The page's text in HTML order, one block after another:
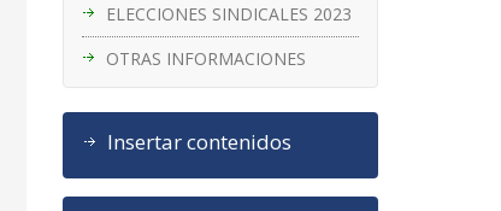
ELECCIONES SINDICALES 2023
OTRAS INFORMACIONES
Insertar contenidos